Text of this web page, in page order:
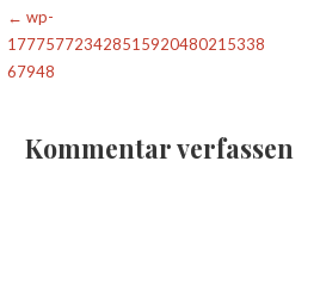
Beitragsnavigation
← wp-
177757723428515920480215338
67948
Kommentar verfassen